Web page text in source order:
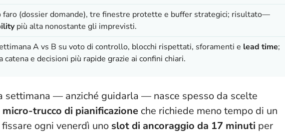
faro (dossier domande), tre finestre protette e buffer strategici; risultato—
più alta nonostante gli imprevisti.
A vs B su voto di controllo, blocchi rispettati, sforamenti e lead time;
e decisioni più rapide grazie ai confini chiari.
settimana — anziché guidarla — nasce spesso da scelte
micro-trucco di pianificazione che richiede meno tempo di un
ogni venerdì uno slot di ancoraggio da 17 minuti per